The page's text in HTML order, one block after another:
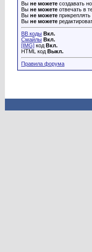
Вы не можете создавать
Вы не можете отвечать в
Вы не можете
Вы не можете
BB коды Вкл.
Смайлы Вкл.
[IMG] код Вкл.
HTML код Выкл.
Правила форума